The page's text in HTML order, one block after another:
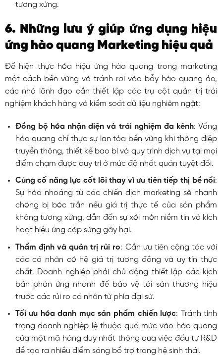
tương xứng.
6. Những lưu ý giúp ứng dụng hiệu
ứng hào quang Marketing hiệu quả
Để hiện thực hóa hiệu ứng hào quang trong marketing
một cách bền vững và tránh rơi vào bẫy hào quang ảo,
các nhà lãnh đạo cần thiết lập các trụ cột quản trị trải
nghiệm khách hàng và kiểm soát dữ liệu nghiêm ngặt:
Đồng bộ hóa nhận diện và trải nghiệm đa kênh: Vầng
hào quang chỉ thực sự lan tỏa bền vững khi thông điệp
truyền thông, thiết kế bao bì và quy trình dịch vụ tại mọi
điểm chạm được duy trì ở mức độ nhất quán tuyệt đối.
Củng cố năng lực cốt lõi thay vì ưu tiên tiếp thị bề nổi:
Sự hào nhoáng từ các chiến dịch marketing sẽ nhanh
chóng bị bóc trần nếu giá trị thực tế của sản phẩm
không tương xứng, dẫn đến sự xói mòn niềm tin và kích
hoạt hiệu ứng cặp sừng gây hại.
Thẩm định và quản trị rủi ro: Cần ưu tiên cộng tác với
các cá nhân có hệ giá trị tương đồng và uy tín thực
chất. Doanh nghiệp phải chủ động thiết lập các kịch
bản phản ứng nhanh để bảo vệ tài sản thương hiệu
trước các rủi ro cá nhân từ phía đại sứ.
Tối ưu hóa danh mục sản phẩm chiến lược: Tránh tình
trạng doanh nghiệp lệ thuộc quá mức vào hào quang
của một mã hàng duy nhất thông qua việc đầu tư R&D
để tạo ra nhiều điểm sáng bổ trợ trong hệ sinh thái.